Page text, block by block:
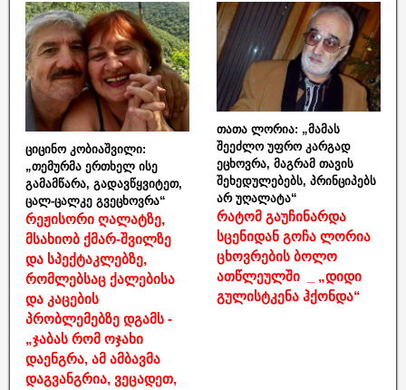
ციცინო კობიაშვილი:
„თემურმა ერთხელ ისე
გამამწარა, გადავწყვიტეთ,
ცალ-ცალკე გვეცხოვრა“
რეჟისორი ღალატზე,
მსახიობ ქმარ-შვილზე
და სპექტაკლებზე,
რომლებსაც ქალებისა
და კაცების
პრობლემებზე დგამს -
„ჯაბას რომ ოჯახი
დაენგრა, ამ ამბავმა
დაგვანგრია, ვეცადეთ,
თათა ლორია: „მამას
შეეძლო უფრო კარგად
ეცხოვრა, მაგრამ თავის
შეხედულებებს, პრინციპებს
არ უღალატა“
რატომ გაუჩინარდა
სცენიდან გოჩა ლორია
ცხოვრების ბოლო
ათწლეულში _ „დიდი
გულისტკენა ჰქონდა“